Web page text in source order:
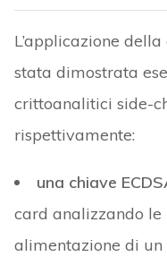
L’applicazione
stata dimostrata
crittoanalitici side-
rispettivamente:
una chiave
card analizzando le
alimentazione di